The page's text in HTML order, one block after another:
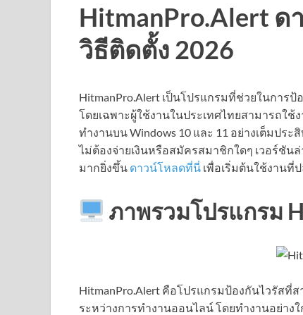
HitmanPro.Alert ด
วิธีติดตั้ง 2026
HitmanPro.Alert เป็นโปรแกรมที่ช่วยในการ
โดยเฉพาะผู้ใช้งานในประเทศไทยสามารถใ
ทำงานบน Windows 10 และ 11 อย่างเต็มปร
ไม่ต้องจ่ายเงินหรือสมัครสมาชิกใดๆ เวอร์ชั
มากยิ่งขึ้น ดาวน์โหลดที่นี่ เพื่อเริ่มต้นใช้งานที่
ภาพรวมโปรแกรม
HitmanPro.Alert คือโปรแกรมป้องกันไวรัสที่
ระหว่างการทำงานออนไลน์ โดยทำงานอย่า